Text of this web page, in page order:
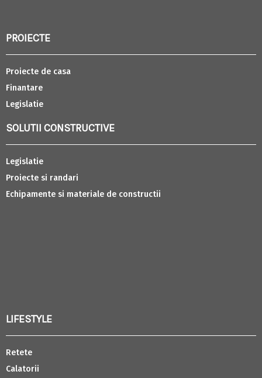
PROIECTE
Proiecte de casa
Finantare
Legislatie
SOLUTII CONSTRUCTIVE
Legislatie
Proiecte si randari
Echipamente si materiale de constructii
LIFESTYLE
Retete
Calatorii